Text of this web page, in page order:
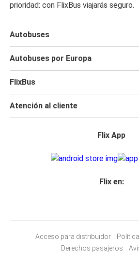
prioridad: con FlixBus viajarás seguro.
Autobuses
Autobuses por Europa
FlixBus
Atención al cliente
Flix App
Flix en:
Acceso para distribuidor
Derechos pasajeros